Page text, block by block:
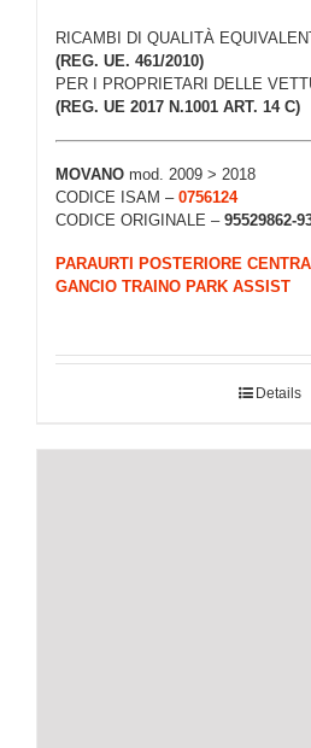
RICAMBI DI QUALITÀ
(REG. UE. 461/2010)
PER I PROPRIETARI DELLE
(REG. UE 2017 N.1001 ART. 14 C)
MOVANO mod. 2009 > 2018
CODICE ISAM – 0756124
CODICE ORIGINALE – 95529862-
PARAURTI POSTERIORE
GANCIO TRAINO PARK ASSIST
Details